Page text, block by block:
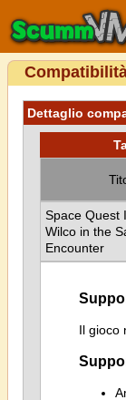
Dettaglio
Space Quest
Wilco in the
Encounter
Il gioco